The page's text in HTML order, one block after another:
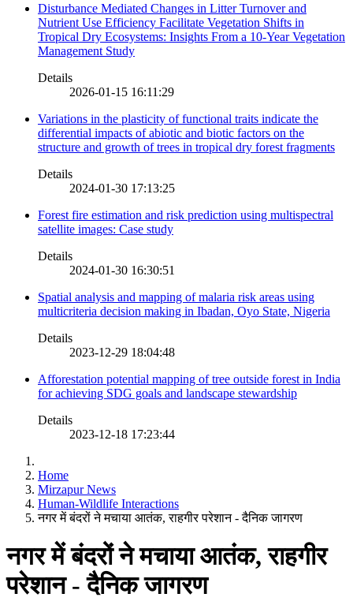
Disturbance Mediated Changes in Litter Turnover and
Nutrient Use Efficiency Facilitate Vegetation Shifts in
Tropical Dry Ecosystems: Insights From a 10-Year Vegetation
Management Study
Details
2026-01-15 16:11:29
Variations in the plasticity of functional traits indicate the
differential impacts of abiotic and biotic factors on the
structure and growth of trees in tropical dry forest fragments
Details
2024-01-30 17:13:25
Forest fire estimation and risk prediction using multispectral
satellite images: Case study
Details
2024-01-30 16:30:51
Spatial analysis and mapping of malaria risk areas using
multicriteria decision making in Ibadan, Oyo State, Nigeria
Details
2023-12-29 18:04:48
Afforestation potential mapping of tree outside forest in India
for achieving SDG goals and landscape stewardship
Details
2023-12-18 17:23:44
Home
Mirzapur News
Human-Wildlife Interactions
नगर में बंदरों ने मचाया आतंक, राहगीर परेशान - दैनिक जागरण
नगर में बंदरों ने मचाया आतंक, राहगीर
परेशान - दैनिक जागरण